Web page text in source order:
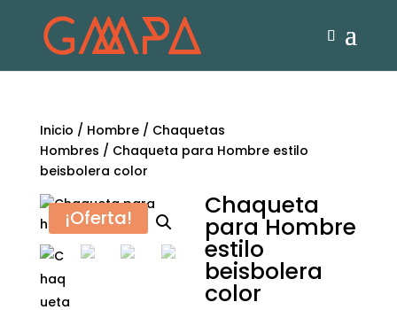
Inicio / Hombre/ Chaquetas
Hombres / Chaqueta para Hombre estilo
beisbolera color
¡Oferta! Chaqueta
para Hombre
estilo
beisbolera
color